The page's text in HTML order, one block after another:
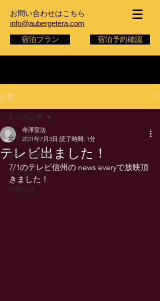
お問い合わせはこちら
info@aubergetera.com
宿泊プラン
宿泊予約確認
記事
全ての記事
今すぐ始める
コミュニティ
お知らせ
全ての記事
テレビ出ました！
寺澤宣法
2021年7月3日 読了時間: 1分
7/1のテレビ信州の news everyで放映頂
きました！